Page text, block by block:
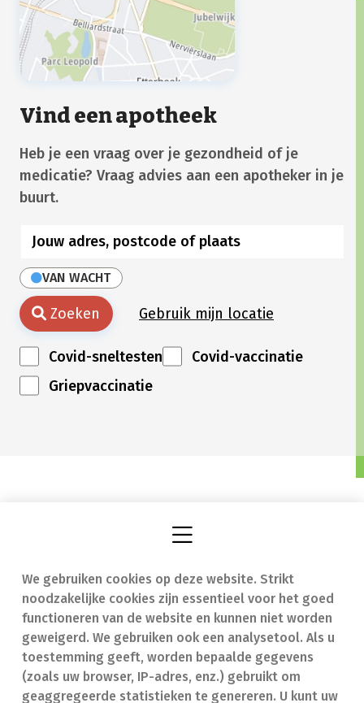
We gebruiken cookies op deze website. Strikt
noodzakelijke cookies zijn essentieel voor het goed
functioneren van de website en kunnen niet worden
geweigerd. We gebruiken ook een analysetool. Als u
toestemming geeft, worden bepaalde gegevens
(zoals uw browser, IP-adres, enz.) gebruikt om
geaggregeerde statistieken te genereren. U kunt uw
Vind een apotheek
Heb je een vraag over je gezondheid of je
medicatie? Vraag advies aan een apotheker in je
buurt.
VAN WACHT
Zoeken Gebruik mijn locatie
Covid-sneltesten
Covid-vaccinatie
Griepvaccinatie
Vind een apotheek
Onze expertise
Ziekten
Geneesmiddelen
In geval van nood
Contact
Veelgestelde vragen
(FAQ)